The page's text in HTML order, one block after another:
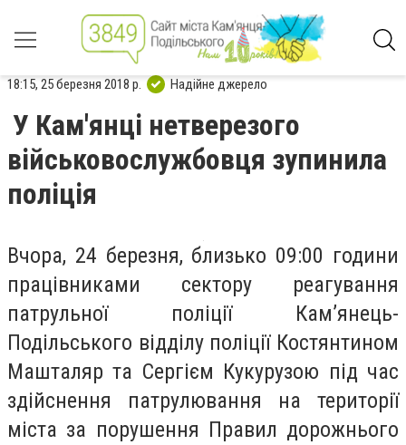
18:15, 25 березня 2018 р. Надійне джерело
У Кам'янці нетверезого
військовослужбовця зупинила
поліція
Вчора, 24 березня, близько 09:00 години
працівниками сектору реагування
патрульної поліції Кам’янець-
Подільського відділу поліції Костянтином
Машталяр та Сергієм Кукурузою під час
здійснення патрулювання на території
міста за порушення Правил дорожнього